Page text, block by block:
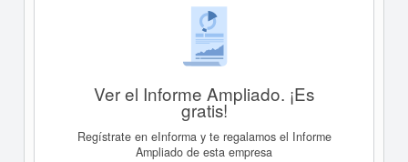
Ver el Informe Ampliado. ¡Es
gratis!
Regístrate en eInforma y te regalamos el Informe
Ampliado de esta empresa